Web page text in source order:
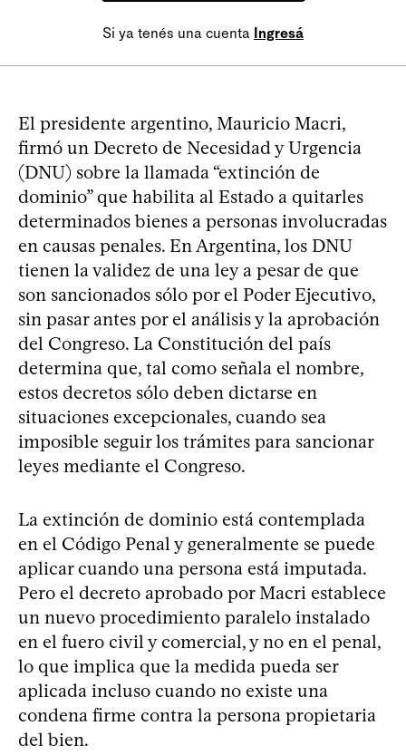
Si ya tenés una cuenta Ingresá
El presidente argentino, Mauricio Macri,
firmó un Decreto de Necesidad y Urgencia
(DNU) sobre la llamada “extinción de
dominio” que habilita al Estado a quitarles
determinados bienes a personas involucradas
en causas penales. En Argentina, los DNU
tienen la validez de una ley a pesar de que
son sancionados sólo por el Poder Ejecutivo,
sin pasar antes por el análisis y la aprobación
del Congreso. La Constitución del país
determina que, tal como señala el nombre,
estos decretos sólo deben dictarse en
situaciones excepcionales, cuando sea
imposible seguir los trámites para sancionar
leyes mediante el Congreso.
La extinción de dominio está contemplada
en el Código Penal y generalmente se puede
aplicar cuando una persona está imputada.
Pero el decreto aprobado por Macri establece
un nuevo procedimiento paralelo instalado
en el fuero civil y comercial, y no en el penal,
lo que implica que la medida pueda ser
aplicada incluso cuando no existe una
condena firme contra la persona propietaria
del bien.